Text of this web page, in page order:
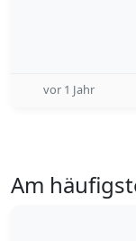
vor 1 Jahr
Am